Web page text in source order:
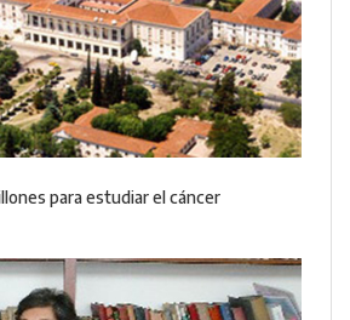
para estudiar el cáncer